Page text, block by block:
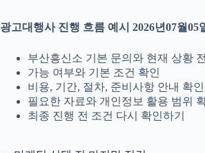
광고대행사 진행 흐름 예시 2026년07월05
부산흥신소 기본 문의와 현재 상황
가능 여부와 기본 조건 확인
비용, 기간, 절차, 준비사항 안내 확인
필요한 자료와 개인정보 활용 범위
최종 진행 전 조건 다시 확인하기